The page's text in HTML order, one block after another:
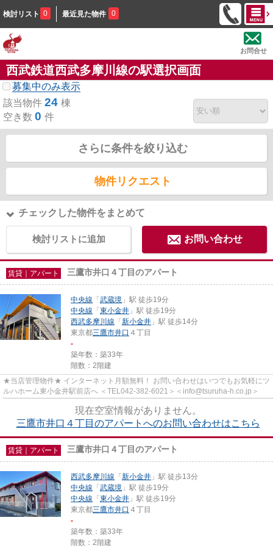
検討リスト 0 最近見た物件 0
お問合せ
西武鉄道西武多摩川線の駅選択画面
募集中のみ表示
該当物件 24 棟
空き数 0 件
さらに条件を絞り込む
物件リクエスト
チェックした物件をまとめて
検討リストに追加 お問い合わせ
賃貸｜アパート 三鷹市井口４丁目のアパート
中央線 「 武蔵境 」駅 徒歩19分
中央線 「 東小金井 」駅 徒歩19分
西武多摩川線 「 新小金井 」駅 徒歩14分
東京都三鷹市井口 ４丁目
-
築年数：築33年
階数：2階建
★当店管理物件★ インターネット月額無料！ お問い合わせはいつでもお気軽にツ
ルハホーム東小金井駅前店へ ＜TEL042-382-6021＞＜info@tsuruha-h.co.jp＞
現在空室情報がありません。
三鷹市井口４丁目のアパートへのお問い合わせはこちら
賃貸｜アパート 三鷹市井口４丁目のアパート
西武多摩川線 「 新小金井 」駅 徒歩13分
中央線 「 武蔵境 」駅 徒歩19分
中央線 「 東小金井 」駅 徒歩19分
東京都三鷹市井口 ４丁目
-
築年数：築33年
階数：2階建